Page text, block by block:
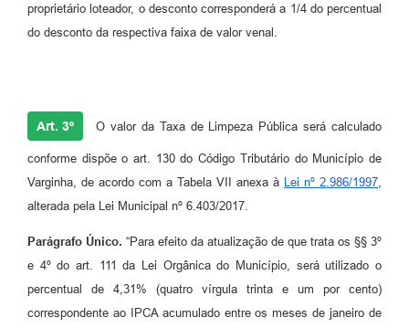
proprietário loteador, o desconto corresponderá a 1/4 do percentual
do desconto da respectiva faixa de valor venal.
Art. 3º O valor da Taxa de Limpeza Pública será calculado
conforme dispõe o art. 130 do Código Tributário do Município de
Varginha, de acordo com a Tabela VII anexa à Lei nº 2.986/1997
alterada pela Lei Municipal nº 6.403/2017.
Parágrafo Único. “Para efeito da atualização de que trata os §§ 3º
e 4º do art. 111 da Lei Orgânica do Município, será utilizado o
percentual de 4,31% (quatro vírgula trinta e um por cento)
correspondente ao IPCA acumulado entre os meses de janeiro de